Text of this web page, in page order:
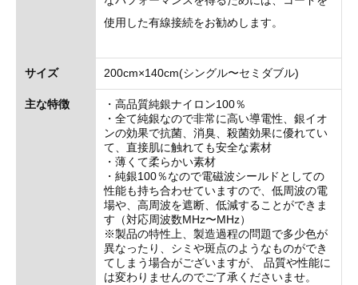
使用した有線接続をお勧めします。
サイズ 200cm×140cm(シングル〜セミダブル)
主な特徴
・高品質純銀ナイロン100％
・全て純銀なので非常に高い導電性、銀イオ
ンの効果で抗菌、消臭、殺菌効果に優れてい
て、直接肌に触れても安全な素材
・薄くて柔らかい素材
・純銀100％なので電磁波シールドとしての
性能も持ち合わせていますので、低周波の電
場や、高周波を遮断、低減することができま
す（対応周波数MHz〜MHz）
※製品の特性上、製造過程の問題で多少色が
異なったり、シミや斑点のようなものができ
てしまう場合がございますが、 品質や性能に
は変わりませんのでご了承くださいませ。